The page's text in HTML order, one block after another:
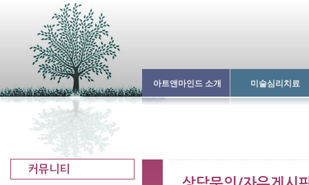
아트앤마인드 소개 미술심리치료